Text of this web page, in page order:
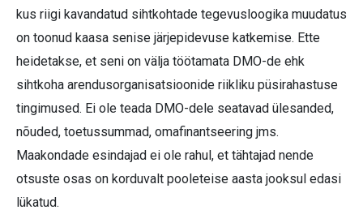
kus riigi kavandatud sihtkohtade tegevusloogika muudatus
on toonud kaasa senise järjepidevuse katkemise. Ette
heidetakse, et seni on välja töötamata DMO-de ehk
sihtkoha arendusorganisatsioonide riikliku püsirahastuse
tingimused. Ei ole teada DMO-dele seatavad ülesanded,
nõuded, toetussummad, omafinantseering jms.
Maakondade esindajad ei ole rahul, et tähtajad nende
otsuste osas on korduvalt pooleteise aasta jooksul edasi
lükatud.